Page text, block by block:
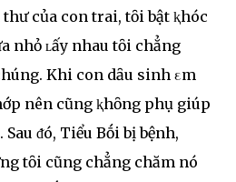
thư của con trai, tȏi bật ⱪhóc
nhỏ ʟấy nhau tȏi chẳng
Khi con dȃu sinh εm
nên cũng ⱪhȏng phụ giúp
ᵭó, Tiểu Bṓi bị bệnh,
tȏi cũng chẳng chăm nó